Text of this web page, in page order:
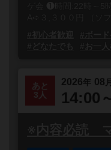
ゲ会 ❶時間:22時～
A➪３,３００円 （ソ
#初心者歓迎
#ボー
#どなたでも
#お一
あと
3人
2026年 08 月
14:00
※内容必読